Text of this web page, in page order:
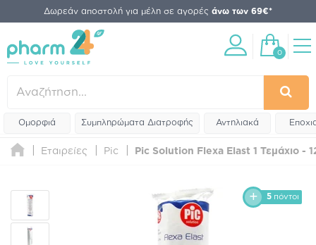
Δωρεάν αποστολή για μέλη σε αγορές άνω των 69€*
0
Ομορφιά Συμπληρώματα Διατροφής Αντηλιακά
Εταιρείες Pic Pic Solution Flexa Elast 1 Τεμάχιο -
5 πόντοι